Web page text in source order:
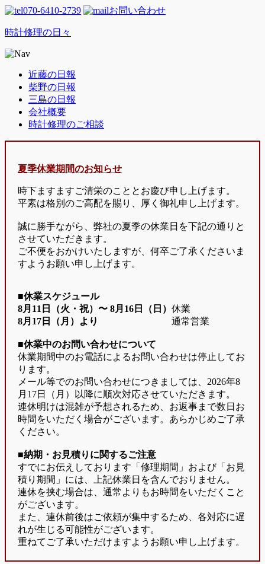
070-6410-2739 お問い合わせ
時計修理の日々
近藤の日報
柴野の日報
三島の日報
会社概要
時計修理のご相談
夏季休業期間のお知らせ
時下ますますご清栄のこととお慶び申し上げます。
平素は格別のご高配を賜り、厚く御礼申し上げます。
誠に勝手ながら、弊社の夏季の休業日を下記の通りと
させていただきます。
ご不便をおかけいたしますが、何卒ご了承くださいま
すようお願い申し上げます。
■休業スケジュール
8月11日（火・祝）〜 8月16日（日） 休業
8月17日（月）より
通常営業
■休業中のお問い合わせについて
休業期間中のお電話によるお問い合わせは停止してお
ります。
メール等でのお問い合わせにつきましては、2026年8
月17日（月）以降に順次対応させていただきます。
連休明けは混雑が予想されるため、お返事まで数日お
時間をいただく場合がございます。あらかじめご了承
ください。
■納期・お見積りに関するご注意
すでにお伝えしております「修理期間」および「お見
積り期間」には、上記休業日を含んでおりません。
連休を挟む場合は、通常よりもお時間をいただくこと
がございます。
また、連休前後はご依頼が集中するため、各対応に遅
れが生じる可能性がございます。
重ねてご了承いただけますようお願い申し上げます。